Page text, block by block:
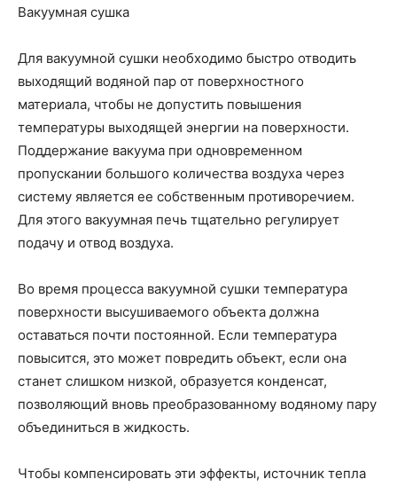
Вакуумная сушка
Для вакуумной сушки необходимо быстро отводить
выходящий водяной пар от поверхностного
материала, чтобы не допустить повышения
температуры выходящей энергии на поверхности.
Поддержание вакуума при одновременном
пропускании большого количества воздуха через
систему является ее собственным противоречием.
Для этого вакуумная печь тщательно регулирует
подачу и отвод воздуха.
Во время процесса вакуумной сушки температура
поверхности высушиваемого объекта должна
оставаться почти постоянной. Если температура
повысится, это может повредить объект, если она
станет слишком низкой, образуется конденсат,
позволяющий вновь преобразованному водяному пару
объединиться в жидкость.
Чтобы компенсировать эти эффекты, источник тепла